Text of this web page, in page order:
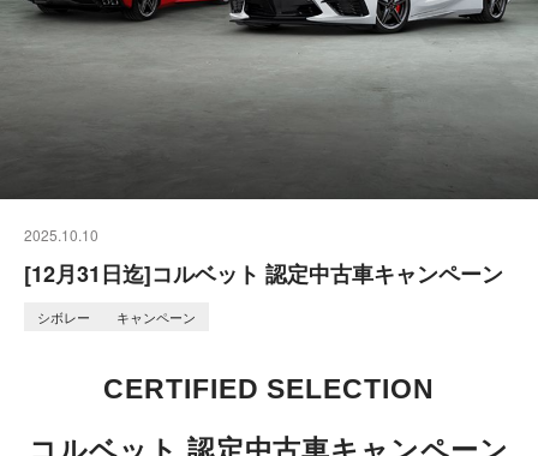
2025.10.10
[12月31日迄]コルベット 認定中古車キャンペーン
シボレー キャンペーン
CERTIFIED SELECTION